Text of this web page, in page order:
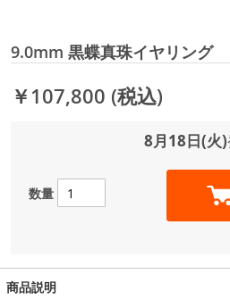
9.0mm 黒蝶真珠イヤリング
￥107,800 (税込)
8月18日(火)
数量
商品説明